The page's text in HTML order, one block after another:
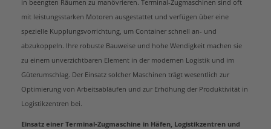
in beengten Räumen zu manövrieren. Terminal-Zugmaschinen sind oft
mit leistungsstarken Motoren ausgestattet und verfügen über eine
spezielle Kupplungsvorrichtung, um Container schnell an- und
abzukoppeln. Ihre robuste Bauweise und hohe Wendigkeit machen sie
zu einem unverzichtbaren Element in der modernen Logistik und im
Güterumschlag. Der Einsatz solcher Maschinen trägt wesentlich zur
Optimierung von Arbeitsabläufen und zur Erhöhung der Produktivität in
Logistikzentren bei.
Einsatz einer Terminal-Zugmaschine in Häfen, Logistikzentren und